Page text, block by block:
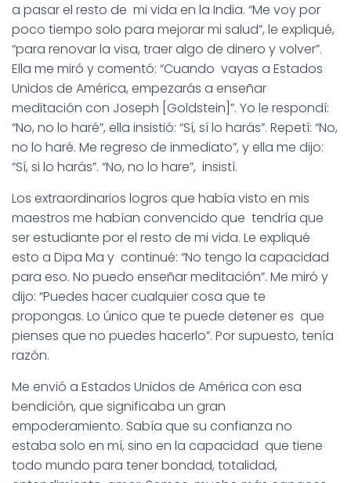
a pasar el resto de mi vida en la India. “Me voy por
poco tiempo solo para mejorar mi salud”, le expliqué,
“para renovar la visa, traer algo de dinero y volver”.
Ella me miró y comentó: “Cuando vayas a Estados
Unidos de América, empezarás a enseñar
meditación con Joseph [Goldstein]”. Yo le respondí:
“No, no lo haré”, ella insistió: “Sí, sí lo harás”. Repetí: “No,
no lo haré. Me regreso de inmediato”, y ella me dijo:
“Sí, si lo harás”. “No, no lo hare”, insistí.
Los extraordinarios logros que había visto en mis
maestros me habían convencido que tendría que
ser estudiante por el resto de mi vida. Le expliqué
esto a Dipa Ma y continué: “No tengo la capacidad
para eso. No puedo enseñar meditación”. Me miró y
dijo: “Puedes hacer cualquier cosa que te
propongas. Lo único que te puede detener es que
pienses que no puedes hacerlo”. Por supuesto, tenía
razón.
Me envió a Estados Unidos de América con esa
bendición, que significaba un gran
empoderamiento. Sabía que su confianza no
estaba solo en mí, sino en la capacidad que tiene
todo mundo para tener bondad, totalidad,